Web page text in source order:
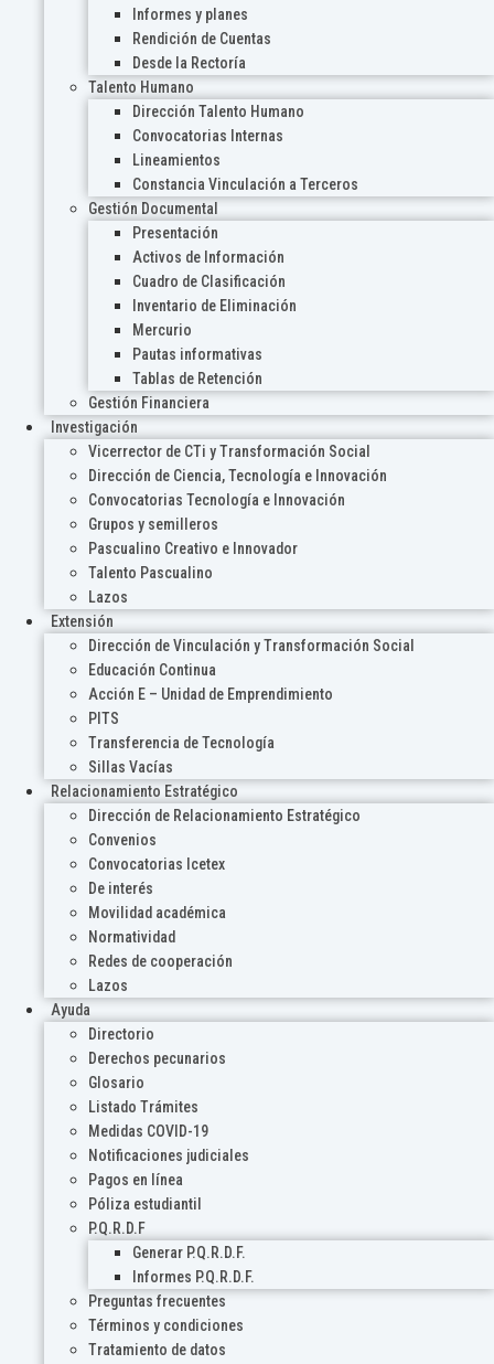
Informes y planes
Rendición de Cuentas
Desde la Rectoría
Talento Humano
Dirección Talento Humano
Convocatorias Internas
Lineamientos
Constancia Vinculación a Terceros
Gestión Documental
Presentación
Activos de Información
Cuadro de Clasificación
Inventario de Eliminación
Mercurio
Pautas informativas
Tablas de Retención
Gestión Financiera
Investigación
Vicerrector de CTi y Transformación Social
Dirección de Ciencia, Tecnología e Innovación
Convocatorias Tecnología e Innovación
Grupos y semilleros
Pascualino Creativo e Innovador
Talento Pascualino
Lazos
Extensión
Dirección de Vinculación y Transformación Social
Educación Continua
Acción E – Unidad de Emprendimiento
PITS
Transferencia de Tecnología
Sillas Vacías
Relacionamiento Estratégico
Dirección de Relacionamiento Estratégico
Convenios
Convocatorias Icetex
De interés
Movilidad académica
Normatividad
Redes de cooperación
Lazos
Ayuda
Directorio
Derechos pecunarios
Glosario
Listado Trámites
Medidas COVID-19
Notificaciones judiciales
Pagos en línea
Póliza estudiantil
P.Q.R.D.F
Generar P.Q.R.D.F.
Informes P.Q.R.D.F.
Preguntas frecuentes
Términos y condiciones
Tratamiento de datos